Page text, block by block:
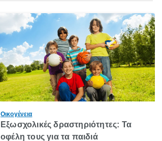
Οικογένεια
Εξωσχολικές δραστηριότητες: Τα
οφέλη τους για τα παιδιά